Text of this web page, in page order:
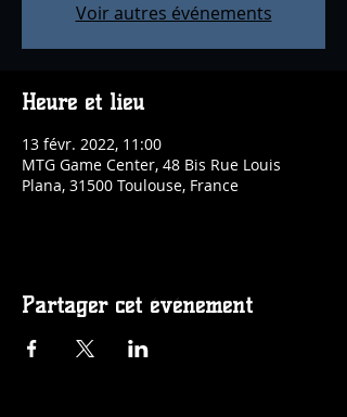
Voir autres événements
Heure et lieu
13 févr. 2022, 11:00
MTG Game Center, 48 Bis Rue Louis
Plana, 31500 Toulouse, France
Partager cet événement